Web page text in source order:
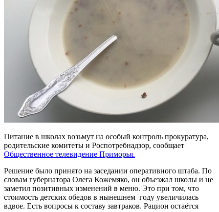
Питание в школах возьмут на особый контроль прокуратура,
родительские комитеты и Роспотребнадзор, сообщает
Общественное телевидение Приморья.
Решение было принято на заседании оперативного штаба. По
словам губернатора Олега Кожемяко, он объезжал школы и не
заметил позитивных изменений в меню. Это при том, что
стоимость детских обедов в нынешнем году увеличилась
вдвое. Есть вопросы к составу завтраков. Рацион остаётся